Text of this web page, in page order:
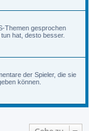
Themen gesprochen
hat, desto besser.
der Spieler, die sie
können.